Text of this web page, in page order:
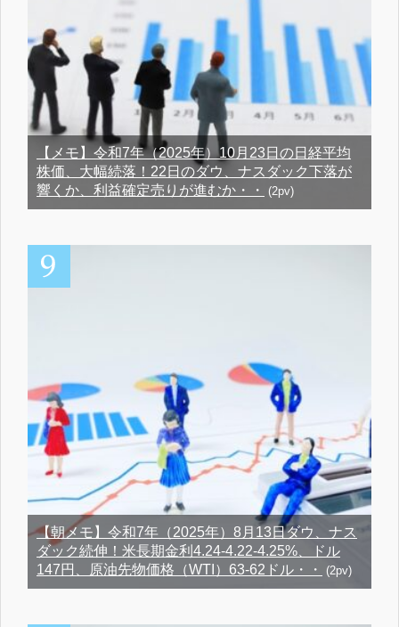
【メモ】令和7年（2025年）10月23日の日経平均
株価、大幅続落！22日のダウ、ナスダック下落が
響くか、利益確定売りが進むか・・
(2pv)
【朝メモ】令和7年（2025年）8月13日ダウ、ナス
ダック続伸！米長期金利4.24-4.22-4.25%、ドル
147円、原油先物価格（WTI）63-62ドル・・
(2pv)